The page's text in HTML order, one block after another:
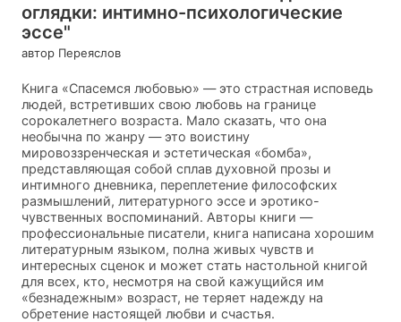
оглядки: интимно-психологические
эссе"
автор Переяслов
Книга «Спасемся любовью» — это страстная исповедь
людей, встретивших свою любовь на границе
сорокалетнего возраста. Мало сказать, что она
необычна по жанру — это воистину
мировоззренческая и эстетическая «бомба»,
представляющая собой сплав духовной прозы и
интимного дневника, переплетение философских
размышлений, литературного эссе и эротико-
чувственных воспоминаний. Авторы книги —
профессиональные писатели, книга написана хорошим
литературным языком, полна живых чувств и
интересных сценок и может стать настольной книгой
для всех, кто, несмотря на свой кажущийся им
«безнадежным» возраст, не теряет надежду на
обретение настоящей любви и счастья.